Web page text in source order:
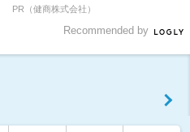
PR（健商株式会社）
Recommended by